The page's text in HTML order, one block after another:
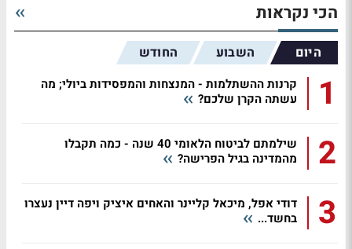
הכי נקראות
היום השבוע החודש
1
קרנות ההשתלמות - המנצחות והמפסידות ביולי; מה
עשתה הקרן שלכם?
2
שילמתם לביטוח הלאומי 40 שנה - כמה תקבלו
מהמדינה בגיל הפרישה?
3
דודי אפל, מיכאל קליינר והאחים איציק ויפה דיין נעצרו
בחשד...